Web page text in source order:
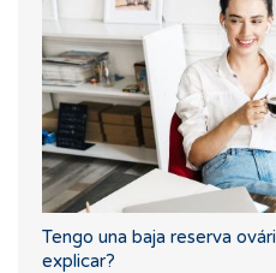
Tengo una baja reserva
explicar?